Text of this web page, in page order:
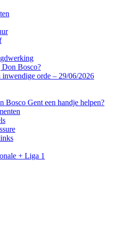
Bosco?
inwendige orde – 29/06/2026
Bosco Gent een handje helpen?
+ Liga 1